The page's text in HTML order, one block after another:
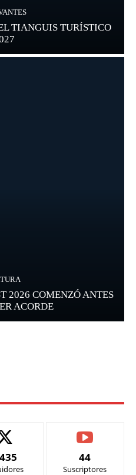
TIANGUIS TURÍSTICO
2026 COMENZÓ ANTES
ACORDE
44
Suscriptores